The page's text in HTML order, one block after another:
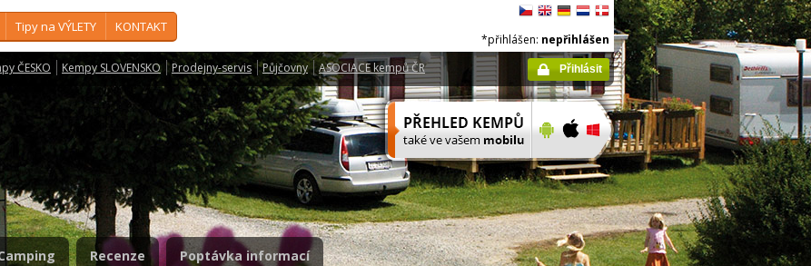
Tipy na VÝLETY KONTAKT
ČESKO Kempy SLOVENSKO Prodejny-servis Půjčovny ASOCIACE kempů ČR
*přihlášen: nepřihlášen
Přihlásit
Recenze Poptávka informací